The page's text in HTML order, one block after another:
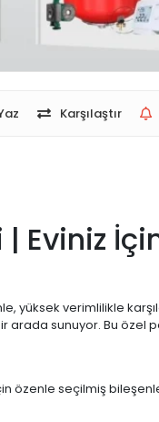
Karşılaştır
| Eviniz
yüksek verimlilikle
arada sunuyor. Bu
özenle seçilmiş